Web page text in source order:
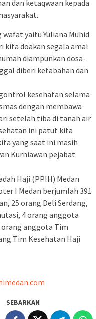
dan ketaqwaan kepada
yaitu Yuliana Muhid
kita doakan segala amal
diampunkan dosa-
diberi ketabahan dan
kesehatan selama
dengan membawa
setelah tiba di tanah air
ini patut kita
yang saat ini masih
Kurniawan pejabat
Haji (PPIH) Medan
I Medan berjumlah 391
25 orang Deli Serdang,
4 orang anggota
orang anggota Tim
Tim Kesehatan Haji
SEBARKAN